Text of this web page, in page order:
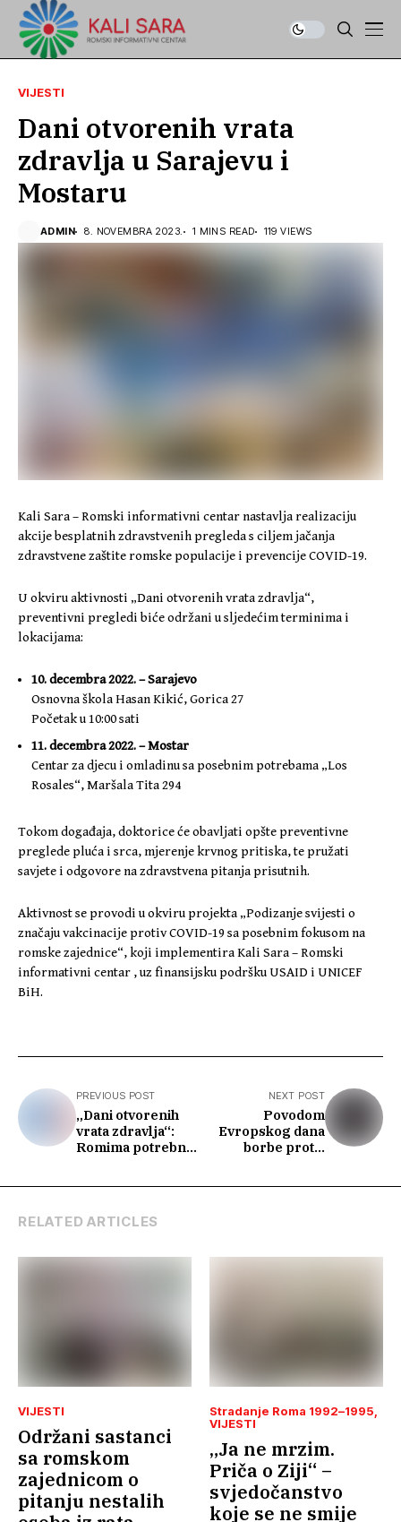
VIJESTI
Dani otvorenih vrata
zdravlja u Sarajevu i
Mostaru
ADMIN 8. NOVEMBRA 2023. 1 MINS READ 119 VIEWS
Kali Sara – Romski informativni centar nastavlja realizaciju
akcije besplatnih zdravstvenih pregleda s ciljem jačanja
zdravstvene zaštite romske populacije i prevencije COVID-19.
U okviru aktivnosti „Dani otvorenih vrata zdravlja“,
preventivni pregledi biće održani u sljedećim terminima i
lokacijama:
10. decembra 2022. – Sarajevo
Osnovna škola Hasan Kikić, Gorica 27
Početak u 10:00 sati
11. decembra 2022. – Mostar
Centar za djecu i omladinu sa posebnim potrebama „Los
Rosales“, Maršala Tita 294
Tokom događaja, doktorice će obavljati opšte preventivne
preglede pluća i srca, mjerenje krvnog pritiska, te pružati
savjete i odgovore na zdravstvena pitanja prisutnih.
Aktivnost se provodi u okviru projekta „Podizanje svijesti o
značaju vakcinacije protiv COVID-19 sa posebnim fokusom na
romske zajednice“, koji implementira Kali Sara – Romski
informativni centar , uz finansijsku podršku USAID i UNICEF
BiH.
PREVIOUS POST
„Dani otvorenih
vrata zdravlja“:
Romima potrebna
NEXT POST
Povodom
Evropskog dana
borbe protiv
RELATED ARTICLES
VIJESTI
Održani sastanci
sa romskom
zajednicom o
pitanju nestalih
Stradanje Roma 1992–1995
VIJESTI
„Ja ne mrzim.
Priča o Ziji“ –
svjedočanstvo
koje se ne smije